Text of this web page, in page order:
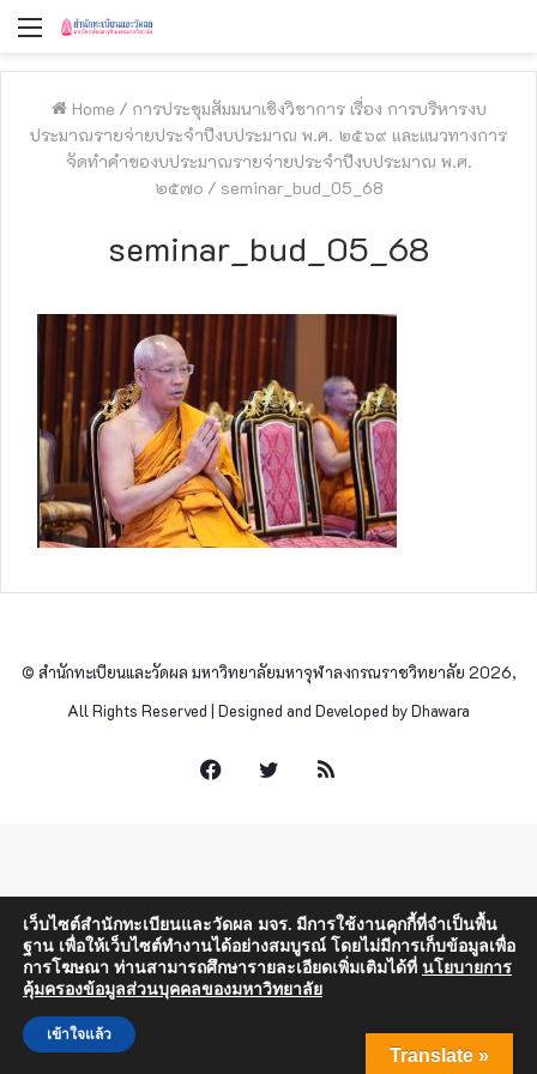
Menu
Home / การประชุมสัมมนาเชิงวิชาการ เรื่อง การบริหารงบ
ประมาณรายจ่ายประจำปีงบประมาณ พ.ศ. ๒๕๖๙ และแนวทางการ
จัดทำคำของบประมาณรายจ่ายประจำปีงบประมาณ พ.ศ.
๒๕๗๐ / seminar_bud_05_68
seminar_bud_05_68
© สำนักทะเบียนและวัดผล มหาวิทยาลัยมหาจุฬาลงกรณราชวิทยาลัย 2026,
All Rights Reserved | Designed and Developed by Dhawara
FacebookTwitter
Translate »
เว็บไซต์สำนักทะเบียนและวัดผล มจร. มีการใช้งานคุกกี้ที่จำเป็นพื้น
ฐาน เพื่อให้เว็บไซต์ทำงานได้อย่างสมบูรณ์ โดยไม่มีการเก็บข้อมูลเพื่อ
การโฆษณา ท่านสามารถศึกษารายละเอียดเพิ่มเติมได้ที่ นโยบายการ
คุ้มครองข้อมูลส่วนบุคคลของมหาวิทยาลัย
เข้าใจแล้ว